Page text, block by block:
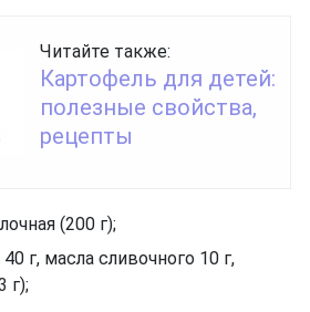
Читайте также:
Картофель для детей:
полезные свойства,
рецепты
(200 г);
г, масла сливочного 10 г,
г);